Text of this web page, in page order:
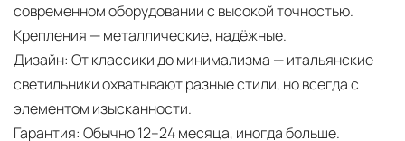
современном оборудовании с высокой точностью.
Крепления — металлические, надёжные.
Дизайн: От классики до минимализма — итальянские
светильники охватывают разные стили, но всегда с
элементом изысканности.
Гарантия: Обычно 12–24 месяца, иногда больше.